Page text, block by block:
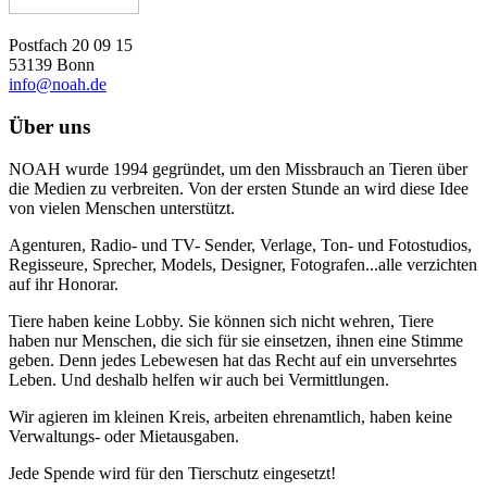
Postfach 20 09 15
53139 Bonn
info@noah.de
Über uns
NOAH wurde 1994 gegründet, um den Missbrauch an Tieren über
die Medien zu verbreiten. Von der ersten Stunde an wird diese Idee
von vielen Menschen unterstützt.
Agenturen, Radio- und TV- Sender, Verlage, Ton- und Fotostudios,
Regisseure, Sprecher, Models, Designer, Fotografen...alle verzichten
auf ihr Honorar.
Tiere haben keine Lobby. Sie können sich nicht wehren, Tiere
haben nur Menschen, die sich für sie einsetzen, ihnen eine Stimme
geben. Denn jedes Lebewesen hat das Recht auf ein unversehrtes
Leben. Und deshalb helfen wir auch bei Vermittlungen.
Wir agieren im kleinen Kreis, arbeiten ehrenamtlich, haben keine
Verwaltungs- oder Mietausgaben.
Jede Spende wird für den Tierschutz eingesetzt!